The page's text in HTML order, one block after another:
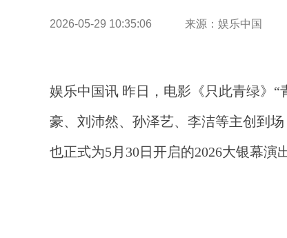
2026-05-29 10:35:06 来源：娱乐中国
娱乐中国讯 昨日，电影《只此青绿》
豪、刘沛然、孙泽艺、李洁等主创到
也正式为5月30日开启的2026大银幕演